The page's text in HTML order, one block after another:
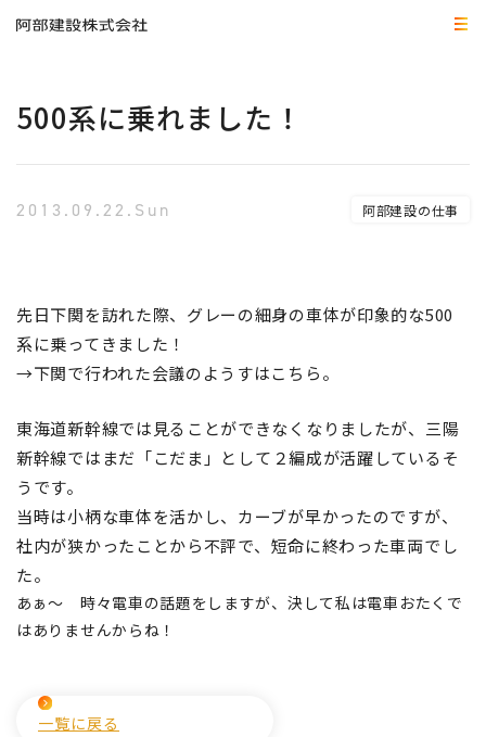
500系に乗れました！
2013.09.22.Sun 阿部建設の仕事
先日下関を訪れた際、グレーの細身の車体が印象的な500
系に乗ってきました ！
→下関で行われた会議のようすはこちら。
東海道新幹線では見ることができなくなりましたが、三陽
新幹線ではまだ「こだま」として ２編成が活躍しているそ
うです。
当時は小柄な車体を活かし、カーブが早かったのですが、
社内が狭かったことから不評で、短命に終わった車両でし
た。
あぁ～ 時々電車の話題をしますが、決して私は電車おたくで
はありませんからね！
一覧に戻る